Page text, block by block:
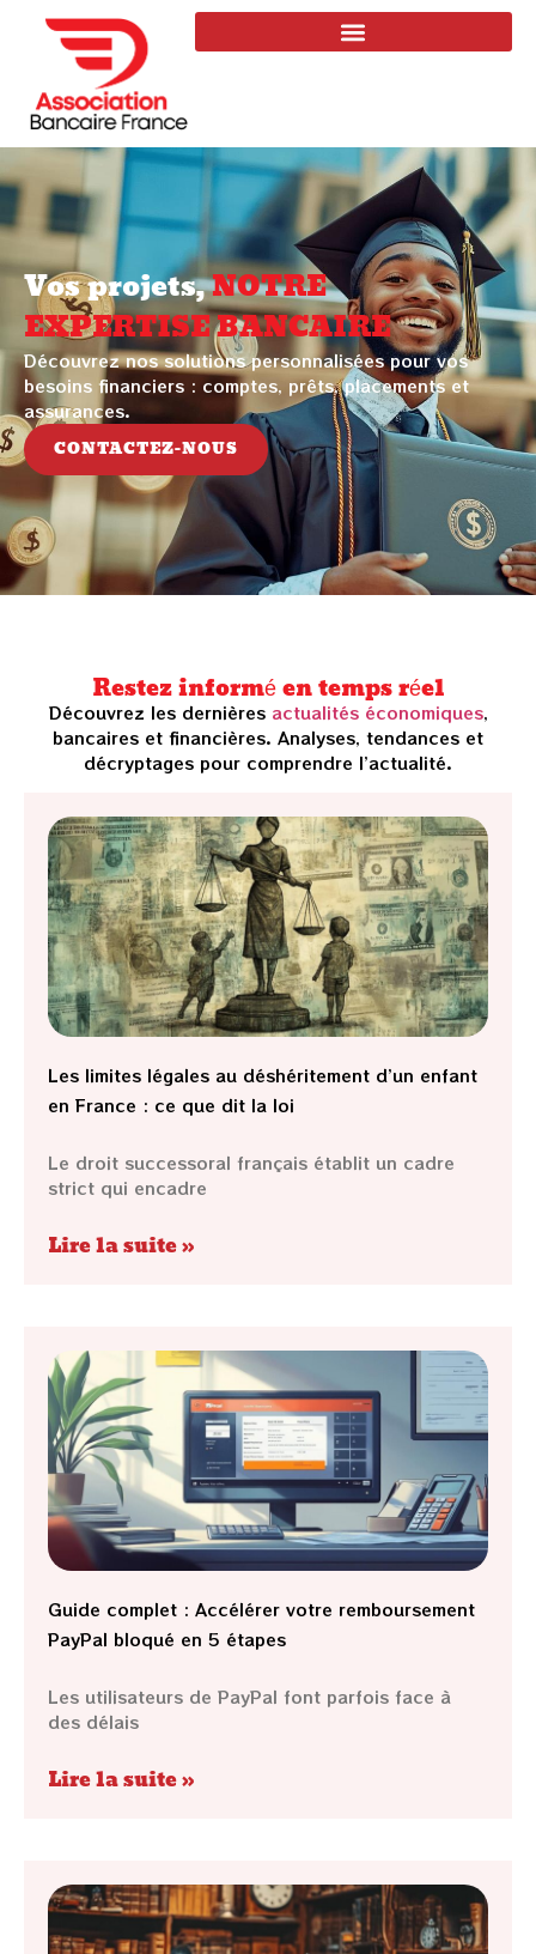
Vos projets,NOTRE
EXPERTISE BANCAIRE
Découvrez nos solutions personnalisées pour vos
besoins financiers : comptes, prêts, placements et
assurances.
CONTACTEZ-NOUS
Restez informé en temps réel
Découvrez les dernières actualités économiques,
bancaires et financières. Analyses, tendances et
décryptages pour comprendre l’actualité.
Les limites légales au déshéritement d’un enfant
en France : ce que dit la loi
Le droit successoral français établit un cadre
strict qui encadre
Lire la suite »
Guide complet : Accélérer votre remboursement
PayPal bloqué en 5 étapes
Les utilisateurs de PayPal font parfois face à
des délais
Lire la suite »